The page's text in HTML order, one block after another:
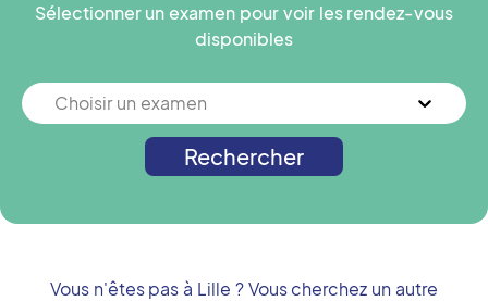
Sélectionner un examen pour voir les rendez-vous
disponibles
Choisir un examen
Rechercher
Vous n'êtes pas à Lille ? Vous cherchez un autre